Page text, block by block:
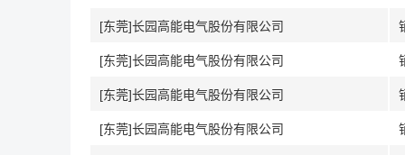
[东莞]长园高能电气股份有限公司
[东莞]长园高能电气股份有限公司
[东莞]长园高能电气股份有限公司
[东莞]长园高能电气股份有限公司